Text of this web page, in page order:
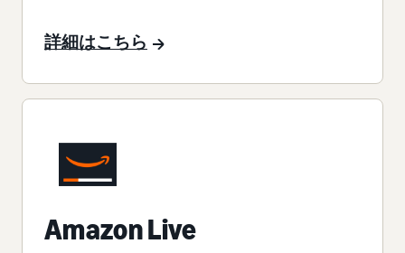
詳細はこちら
Amazon Live